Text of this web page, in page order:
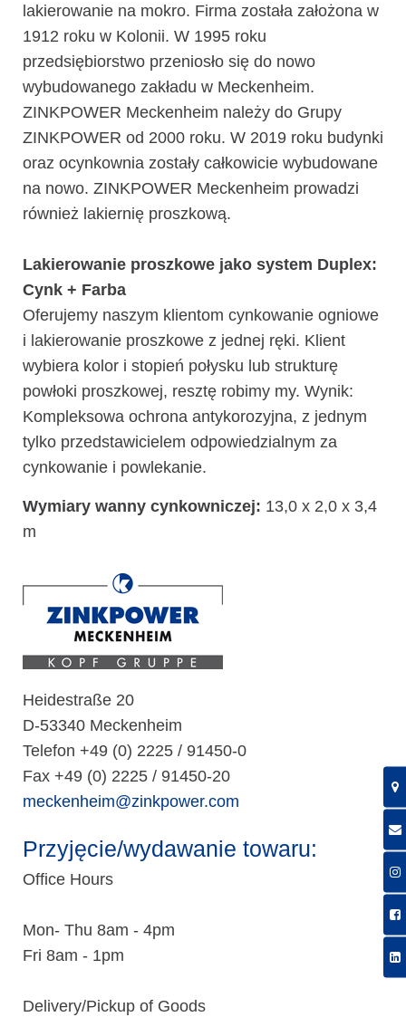
lakierowanie na mokro. Firma została założona w
1912 roku w Kolonii. W 1995 roku
przedsiębiorstwo przeniosło się do nowo
wybudowanego zakładu w Meckenheim.
ZINKPOWER Meckenheim należy do Grupy
ZINKPOWER od 2000 roku. W 2019 roku budynki
oraz ocynkownia zostały całkowicie wybudowane
na nowo. ZINKPOWER Meckenheim prowadzi
również lakiernię proszkową.
Lakierowanie proszkowe jako system Duplex:
Cynk + Farba
Oferujemy naszym klientom cynkowanie ogniowe
i lakierowanie proszkowe z jednej ręki. Klient
wybiera kolor i stopień połysku lub strukturę
powłoki proszkowej, resztę robimy my. Wynik:
Kompleksowa ochrona antykorozyjna, z jednym
tylko przedstawicielem odpowiedzialnym za
cynkowanie i powlekanie.
Wymiary wanny cynkowniczej: 13,0 x 2,0 x 3,4
m
Heidestraße 20
D-53340 Meckenheim
Telefon +49 (0) 2225 / 91450-0
Fax +49 (0) 2225 / 91450-20
meckenheim@zinkpower.com
Przyjęcie/wydawanie towaru:
Office Hours
Mon- Thu 8am - 4pm
Fri 8am - 1pm
Delivery/Pickup of Goods